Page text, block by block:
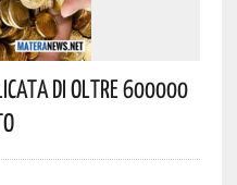
Di Oltre 600000